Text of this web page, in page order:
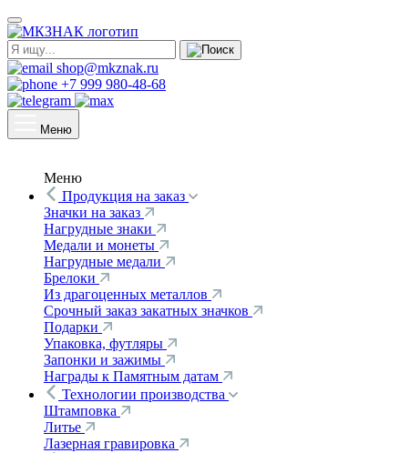
shop@mkznak.ru
+7 999 980-48-68
Меню
Меню
Продукция на заказ
Значки на заказ
Нагрудные знаки
Медали и монеты
Нагрудные медали
Брелоки
Из драгоценных металлов
Срочный заказ закатных значков
Подарки
Упаковка, футляры
Запонки и зажимы
Награды к Памятным датам
Технологии производства
Штамповка
Литье
Лазерная гравировка